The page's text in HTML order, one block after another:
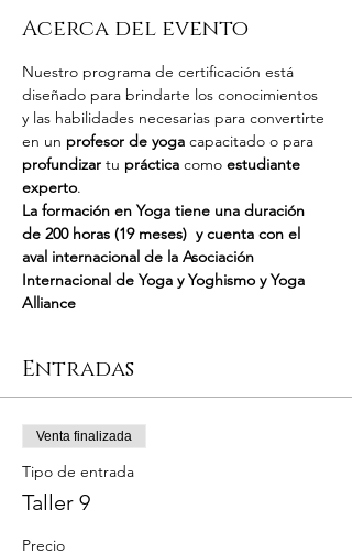
Acerca del evento
Nuestro programa de certificación está
diseñado para brindarte los conocimientos
y las habilidades necesarias para convertirte
en un profesor de yoga capacitado o para
profundizar tu práctica como estudiante
experto.
La formación en Yoga tiene una duración
de 200 horas (19 meses)  y cuenta con el
aval internacional de la Asociación
Internacional de Yoga y Yoghismo y Yoga
Alliance
Entradas
Venta finalizada
Tipo de entrada
Taller 9
Precio